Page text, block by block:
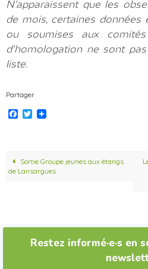
N'apparaissent que les
de mois, certaines données
ou soumises aux
d'homologation ne sont
liste.
Partager
F
o
o
T
e
r
Sortie Groupe jeunes aux étangs
de Lansargues
Restez informé·e·s en